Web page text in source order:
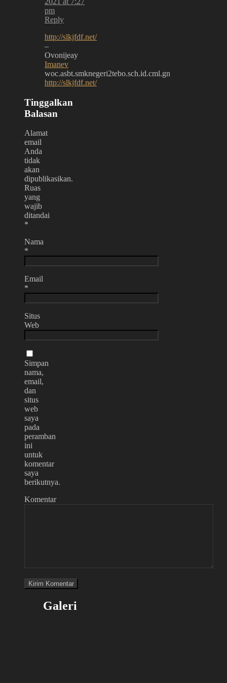
pm
Reply
http://slkjfdf.net/
–
Ovonijeay
Imanev
woc.asbt.smknegeri2tebo.sch.id.cml.gn
http://slkjfdf.net/
Tinggalkan
Balasan
Alamat
email
Anda
tidak
akan
dipublikasikan.
Ruas
yang
wajib
ditandai
*
Nama
*
Email
*
Situs
Web
Simpan
nama,
email,
dan
situs
web
saya
pada
peramban
ini
untuk
komentar
saya
berikutnya.
Komentar
Galeri